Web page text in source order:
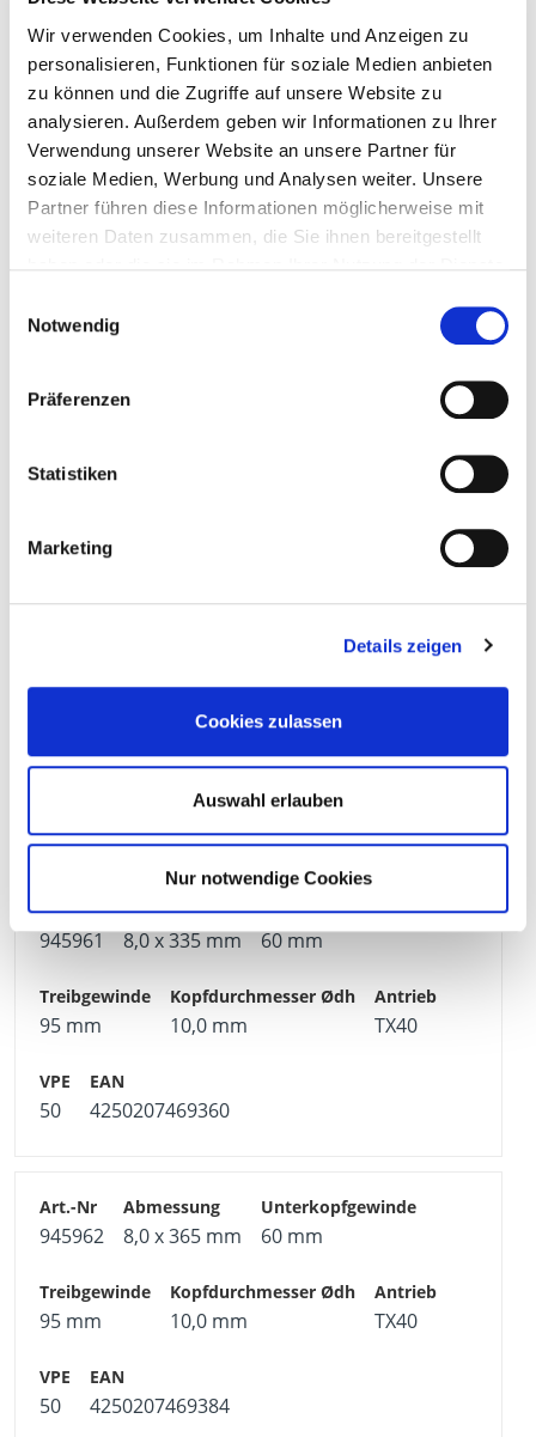
Wir verwenden Cookies, um Inhalte und Anzeigen zu
personalisieren, Funktionen für soziale Medien anbieten
zu können und die Zugriffe auf unsere Website zu
analysieren. Außerdem geben wir Informationen zu Ihrer
Verwendung unserer Website an unsere Partner für
soziale Medien, Werbung und Analysen weiter. Unsere
Partner führen diese Informationen möglicherweise mit
weiteren Daten zusammen, die Sie ihnen bereitgestellt
Notwendig
Präferenzen
Statistiken
Marketing
Details zeigen
Cookies zulassen
Auswahl erlauben
Nur notwendige Cookies
945957 8,0 x 255 mm 60 mm
95 mm 10,0 mm TX40
50 4250207469339
10,0 mm
4250207469353
945961 8,0 x 335 mm 60 mm
95 mm 10,0 mm TX40
50 4250207469360
945962 8,0 x 365 mm 60 mm
95 mm 10,0 mm TX40
50 4250207469384